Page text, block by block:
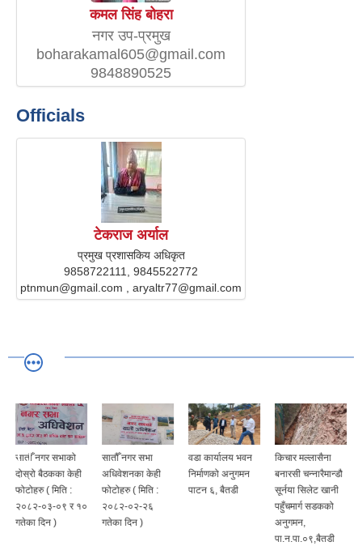
कमल सिंह बोहरा
नगर उप-प्रमुख
boharakamal605@gmail.com
9848890525
Officials
टेकराज अर्याल
प्रमुख प्रशासकिय अधिकृत
9858722111, 9845522772
ptnmun@gmail.com , aryaltr77@gmail.com
सातौँ नगर सभाको
दोस्रो बैठकका केही
फोटोहरु ( मिति :
२०८२-०३-०९ र १०
गतेका दिन )
सातौँ नगर सभा
अधिवेशनका केही
फोटोहरु ( मिति :
२०८२-०२-२६
गतेका दिन )
वडा कार्यालय भवन
निर्माणको अनुगमन
पाटन ६, बैतडी
किचार मल्लासैना
बनारसी चन्‍नारैमान्डौ
सूर्नया सिलेट खानी
पहुँचमार्ग सडकको
अनुगमन,
पा.न.पा.०९,बैतडी